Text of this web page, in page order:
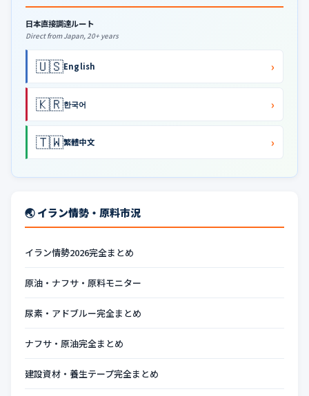
日本直接調達ルート
Direct from Japan, 20+ years
🇺🇸English ›
🇰🇷한국어 ›
🇹🇼繁體中文 ›
🌏 イラン情勢・原料市況
イラン情勢2026完全まとめ
原油・ナフサ・原料モニター
尿素・アドブルー完全まとめ
ナフサ・原油完全まとめ
建設資材・養生テープ完全まとめ